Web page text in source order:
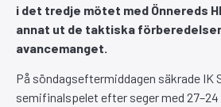
i det tredje mötet med Önnereds
annat ut de taktiska
avancemanget.
På söndagseftermiddagen säkrade IK
semifinalspelet efter seger med 27–24